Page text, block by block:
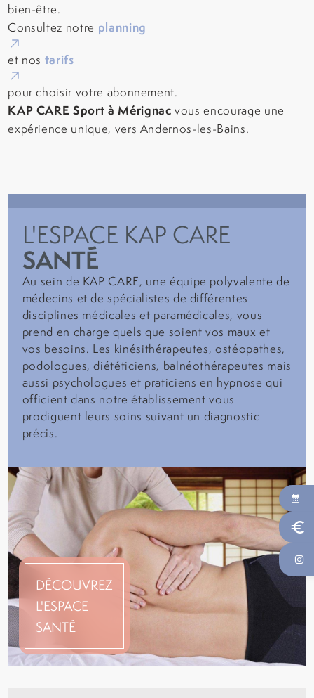
bien-être.
Consultez notre planning
et nos tarifs
pour choisir votre abonnement.
KAP CARE Sport à Mérignac vous encourage une
expérience unique, vers Andernos-les-Bains.
euro
L'ESPACE KAP CARE
SANTÉ
Au sein de KAP CARE, une équipe polyvalente de
médecins et de spécialistes de différentes
disciplines médicales et paramédicales, vous
prend en charge quels que soient vos maux et
vos besoins. Les kinésithérapeutes, ostéopathes,
podologues, diététiciens, balnéothérapeutes mais
aussi psychologues et praticiens en hypnose qui
officient dans notre établissement vous
prodiguent leurs soins suivant un diagnostic
précis.
DÉCOUVREZ
L'ESPACE
SANTÉ